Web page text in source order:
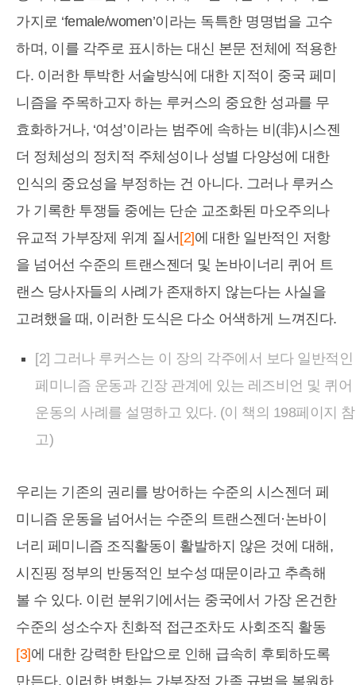
가지로 ‘female/women’이라는 독특한 명명법을 고수
하며, 이를 각주로 표시하는 대신 본문 전체에 적용한
다. 이러한 투박한 서술방식에 대한 지적이 중국 페미
니즘을 주목하고자 하는 루커스의 중요한 성과를 무
효화하거나, ‘여성’이라는 범주에 속하는 비(非)시스젠
더 정체성의 정치적 주체성이나 성별 다양성에 대한
인식의 중요성을 부정하는 건 아니다. 그러나 루커스
가 기록한 투쟁들 중에는 단순 교조화된 마오주의나
유교적 가부장제 위계 질서 [2]에 대한 일반적인 저항
을 넘어선 수준의 트랜스젠더 및 논바이너리 퀴어 트
랜스 당사자들의 사례가 존재하지 않는다는 사실을
고려했을 때, 이러한 도식은 다소 어색하게 느껴진다.
[2] 그러나 루커스는 이 장의 각주에서 보다 일반적인
페미니즘 운동과 긴장 관계에 있는 레즈비언 및 퀴어
운동의 사례를 설명하고 있다. (이 책의 198페이지 참
고)
우리는 기존의 권리를 방어하는 수준의 시스젠더 페
미니즘 운동을 넘어서는 수준의 트랜스젠더·논바이
너리 페미니즘 조직활동이 활발하지 않은 것에 대해,
시진핑 정부의 반동적인 보수성 때문이라고 추측해
볼 수 있다. 이런 분위기에서는 중국에서 가장 온건한
수준의 성소수자 친화적 접근조차도 사회조직 활동
[3]에 대한 강력한 탄압으로 인해 급속히 후퇴하도록
만든다. 이러한 변화는 가부장적 가족 규범을 복원하